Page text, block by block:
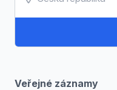
Veřejné záznamy